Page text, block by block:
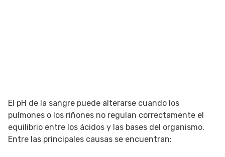
El pH de la sangre puede alterarse cuando los
pulmones o los riñones no regulan correctamente el
equilibrio entre los ácidos y las bases del organismo.
Entre las principales causas se encuentran: